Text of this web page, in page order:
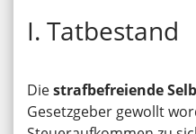
I. Tatbestand
Diestrafbefreiende
Gesetzgeber gewollt